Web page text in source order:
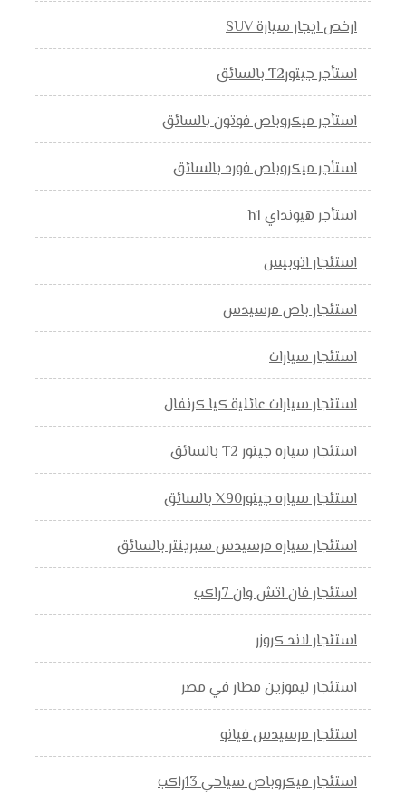
ارخص ايجار سيارة SUV
استأجر جيتورT2 بالسائق
استأجر ميكروباص فوتون بالسائق
استأجر ميكروباص فورد بالسائق
استأجر هيونداي h1
استئجار اتوبيس
استئجار باص مرسيدس
استئجار سيارات
استئجار سيارات عائلية كيا كرنفال
استئجار سياره جيتور T2 بالسائق
استئجار سياره جيتورX90 بالسائق
استئجار سياره مرسيدس سبرينتر بالسائق
استئجار فان اتش وان 7راكب
استئجار لاند كروزر
استئجار ليموزين مطار في مصر
استئجار مرسيدس فيانو
استئجار ميكروباص سياحي 13راكب